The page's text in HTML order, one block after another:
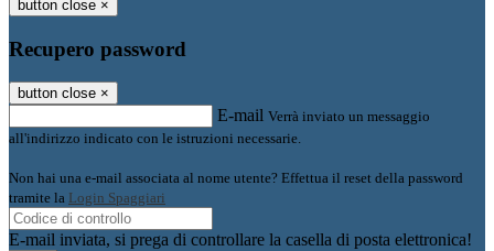
button close ×
Recupero password
button close ×
E-mail Verrà inviato un messaggio
all'indirizzo indicato con le istruzioni necessarie.
Non hai una e-mail associata al nome utente? Effettua il reset della password
tramite la Login Spaggiari
E-mail inviata, si prega di controllare la casella di posta elettronica!